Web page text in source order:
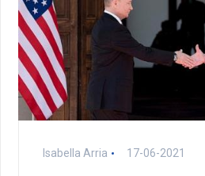
Isabella Arria 17-06-2021